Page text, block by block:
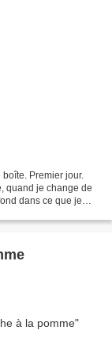
Premier jour.
quand je change de
dans ce que je